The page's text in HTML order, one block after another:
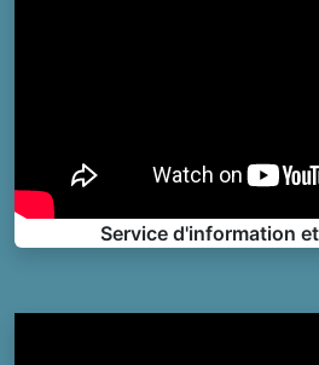
Service d'information